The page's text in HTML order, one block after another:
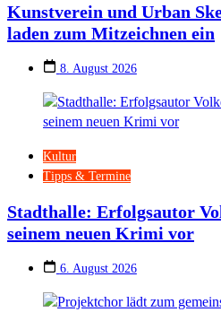
Kunstverein und Urban
laden zum Mitzeichnen ein
8. August 2026
Kultur
Tipps & Termine
Stadthalle: Erfolgsautor
seinem neuen Krimi vor
6. August 2026